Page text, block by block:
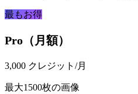
最もお得
Pro（月額）
3,000 クレジット/月
最大1500枚の画像